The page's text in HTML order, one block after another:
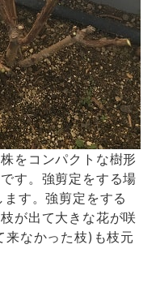
をコンパクトな樹形
す。強剪定をする場
す。強剪定をする
が出て大きな花が咲
来なかった枝)も枝元